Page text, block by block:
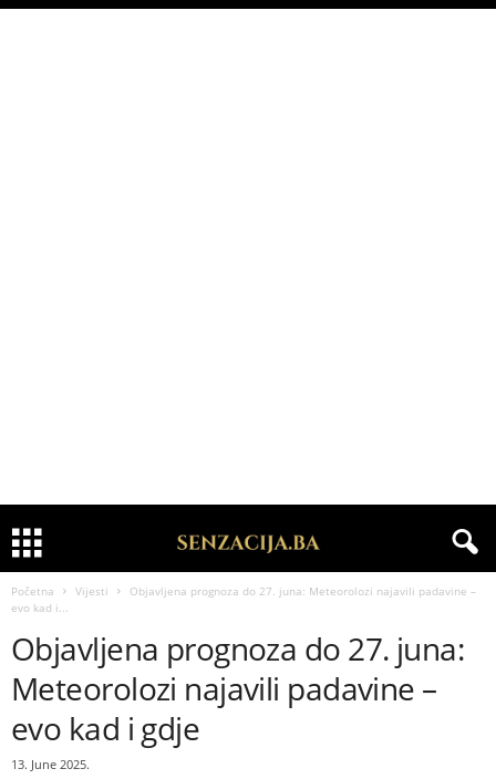
Početna Vijesti
Objavljena prognoza do 27. juna: Meteorolozi najavili padavine –
evo kad i...
Objavljena prognoza do 27. juna:
Meteorolozi najavili padavine –
evo kad i gdje
13. June 2025.